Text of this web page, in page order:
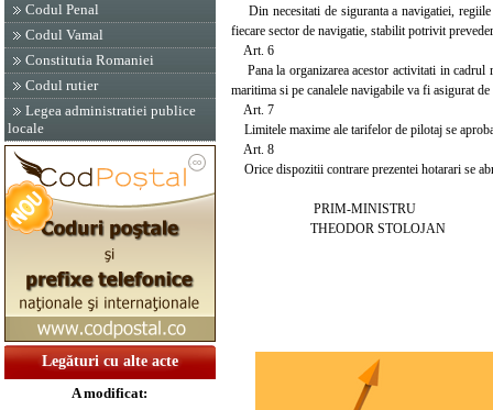
Codul Penal
Codul Vamal
Constitutia Romaniei
Codul rutier
Legea administratiei publice
locale
Legături cu alte acte
A modificat:
Din necesitati de siguranta a navigatiei, regiile
fiecare sector de navigatie, stabilit potrivit
Art. 6
Pana la organizarea acestor activitati in cadrul
maritima si pe canalele navigabile va fi asigurat
Art. 7
Limitele maxime ale tarifelor de pilotaj se
Art. 8
Orice dispozitii contrare prezentei hotarari se
PRIM-MINISTRU
THEODOR STOLOJAN